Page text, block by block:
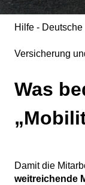
Hilfe - Deutsche
Versicherung
Was
Damit die
weitreichende